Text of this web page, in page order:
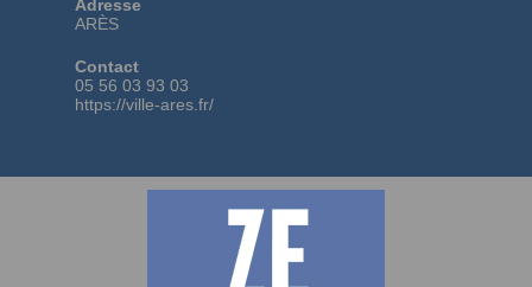
Adresse
ARÈS
Contact
05 56 03 93 03
https://ville-ares.fr/